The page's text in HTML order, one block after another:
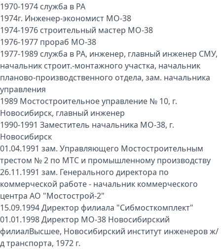
1970-1974 служба в РА
1974г. Инженер-экономист МО-38
1974-1976 строительный мастер МО-38
1976-1977 прораб МО-38
1977-1989 служба в РА, инженер, главный инженер СМУ,
начальник строит.-монтажного участка, начальник
планово-производственного отдела, зам. начальника
управления
1989 Мостостроительное управление № 10, г.
Новосибирск, главный инженер
1990-1991 Заместитель начальника МО-38, г.
Новосибирск
01.04.1991 зам. Управляющего Мостостроительным
трестом № 2 по МТС и промышленному производству
26.11.1991 зам. Генерального директора по
коммерческой работе - начальник коммерческого
центра АО "Мостострой-2"
15.09.1994 Директор филиала "Сибмосткомплект"
01.01.1998 Директор МО-38 Новосибирский
филиалВысшее, Новосибирский институт инженеров ж/
д транспорта, 1972 г.